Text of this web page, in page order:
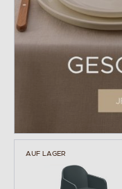
AUF LAGER